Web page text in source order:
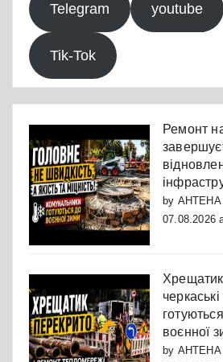
Telegram youtube
Tik-Tok
Ремонт
by АНТЕНА
07.08.2026
воєнної
by АНТЕНА